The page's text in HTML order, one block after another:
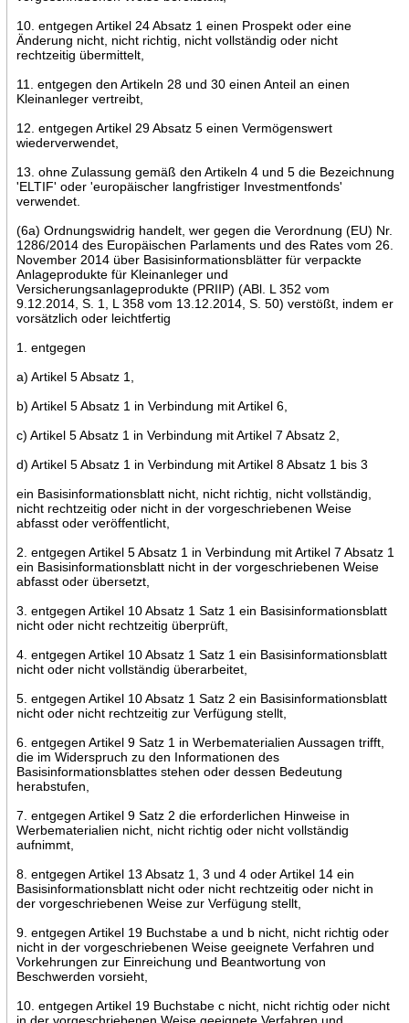
10. entgegen Artikel 24 Absatz 1 einen Prospekt oder eine
Änderung nicht, nicht richtig, nicht vollständig oder nicht
rechtzeitig übermittelt,
11. entgegen den Artikeln 28 und 30 einen Anteil an einen
Kleinanleger vertreibt,
12. entgegen Artikel 29 Absatz 5 einen Vermögenswert
wiederverwendet,
13. ohne Zulassung gemäß den Artikeln 4 und 5 die Bezeichnung
'ELTIF' oder 'europäischer langfristiger Investmentfonds'
verwendet.
(6a) Ordnungswidrig handelt, wer gegen die Verordnung (EU) Nr.
1286/2014 des Europäischen Parlaments und des Rates vom 26.
November 2014 über Basisinformationsblätter für verpackte
Anlageprodukte für Kleinanleger und
Versicherungsanlageprodukte (PRIIP) (ABl. L 352 vom
9.12.2014, S. 1, L 358 vom 13.12.2014, S. 50) verstößt, indem er
vorsätzlich oder leichtfertig
1. entgegen
a) Artikel 5 Absatz 1,
b) Artikel 5 Absatz 1 in Verbindung mit Artikel 6,
c) Artikel 5 Absatz 1 in Verbindung mit Artikel 7 Absatz 2,
d) Artikel 5 Absatz 1 in Verbindung mit Artikel 8 Absatz 1 bis 3
ein Basisinformationsblatt nicht, nicht richtig, nicht vollständig,
nicht rechtzeitig oder nicht in der vorgeschriebenen Weise
abfasst oder veröffentlicht,
2. entgegen Artikel 5 Absatz 1 in Verbindung mit Artikel 7 Absatz 1
ein Basisinformationsblatt nicht in der vorgeschriebenen Weise
abfasst oder übersetzt,
3. entgegen Artikel 10 Absatz 1 Satz 1 ein Basisinformationsblatt
nicht oder nicht rechtzeitig überprüft,
4. entgegen Artikel 10 Absatz 1 Satz 1 ein Basisinformationsblatt
nicht oder nicht vollständig überarbeitet,
5. entgegen Artikel 10 Absatz 1 Satz 2 ein Basisinformationsblatt
nicht oder nicht rechtzeitig zur Verfügung stellt,
6. entgegen Artikel 9 Satz 1 in Werbematerialien Aussagen trifft,
die im Widerspruch zu den Informationen des
Basisinformationsblattes stehen oder dessen Bedeutung
herabstufen,
7. entgegen Artikel 9 Satz 2 die erforderlichen Hinweise in
Werbematerialien nicht, nicht richtig oder nicht vollständig
aufnimmt,
8. entgegen Artikel 13 Absatz 1, 3 und 4 oder Artikel 14 ein
Basisinformationsblatt nicht oder nicht rechtzeitig oder nicht in
der vorgeschriebenen Weise zur Verfügung stellt,
9. entgegen Artikel 19 Buchstabe a und b nicht, nicht richtig oder
nicht in der vorgeschriebenen Weise geeignete Verfahren und
Vorkehrungen zur Einreichung und Beantwortung von
Beschwerden vorsieht,
10. entgegen Artikel 19 Buchstabe c nicht, nicht richtig oder nicht
in der vorgeschriebenen Weise geeignete Verfahren und